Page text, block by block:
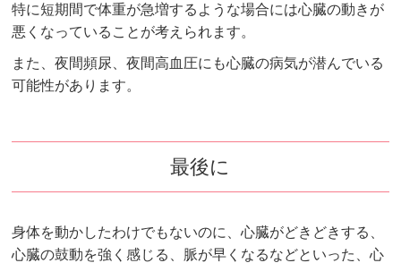
特に短期間で体重が急増するような場合には心臓の動きが
悪くなっていることが考えられます。
また、夜間頻尿、夜間高血圧にも心臓の病気が潜んでいる
可能性があります。
最後に
身体を動かしたわけでもないのに、心臓がどきどきする、
心臓の鼓動を強く感じる、脈が早くなるなどといった、心